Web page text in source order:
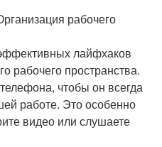
рабочего
лайфхаков
рабочего пространства.
чтобы он всегда
работе. Это особенно
видео или слушаете